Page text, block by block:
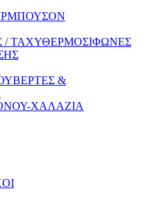
ΤΑΧΥΘΕΡΜΟΣΙΦΩΝΕΣ
&
ΧΑΛΑΖΙΑ